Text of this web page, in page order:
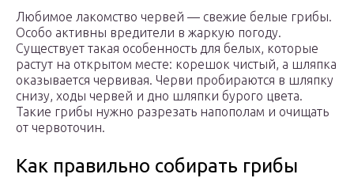
Любимое лакомство червей — свежие белые грибы.
Особо активны вредители в жаркую погоду.
Существует такая особенность для белых, которые
растут на открытом месте: корешок чистый, а шляпка
оказывается червивая. Черви пробираются в шляпку
снизу, ходы червей и дно шляпки бурого цвета.
Такие грибы нужно разрезать напополам и очищать
от червоточин.
Как правильно собирать грибы